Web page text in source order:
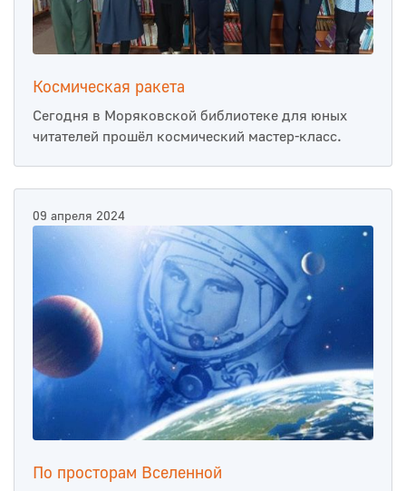
Космическая ракета
Сегодня в Моряковской библиотеке для юных
читателей прошёл космический мастер-класс.
09 апреля 2024
По просторам Вселенной